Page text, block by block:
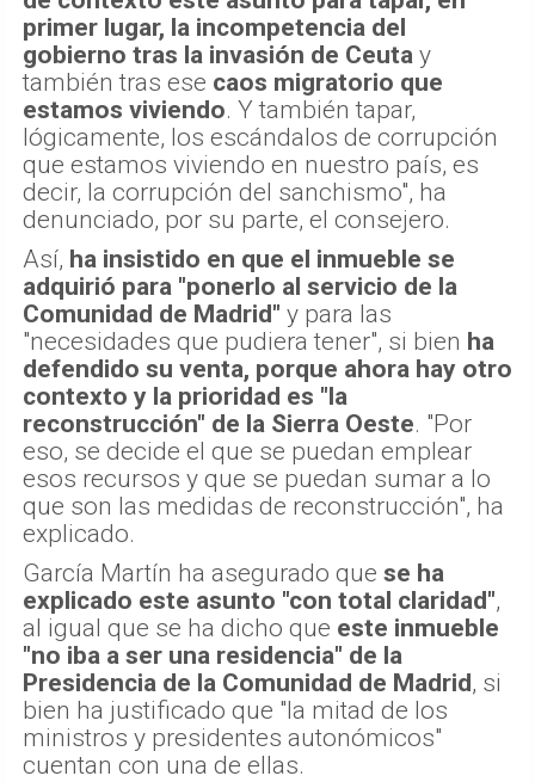
primer lugar, la incompetencia del
gobierno tras la invasión de Ceuta y
también tras ese caos migratorio que
estamos viviendo. Y también tapar,
lógicamente, los escándalos de corrupción
que estamos viviendo en nuestro país, es
decir, la corrupción del sanchismo", ha
denunciado, por su parte, el consejero.
Así, ha insistido en que el inmueble se
adquirió para "ponerlo al servicio de la
Comunidad de Madrid" y para las
"necesidades que pudiera tener", si bien ha
defendido su venta, porque ahora hay otro
contexto y la prioridad es "la
reconstrucción" de la Sierra Oeste. "Por
eso, se decide el que se puedan emplear
esos recursos y que se puedan sumar a lo
que son las medidas de reconstrucción", ha
explicado.
García Martín ha asegurado que se ha
explicado este asunto "con total claridad",
al igual que se ha dicho que este inmueble
"no iba a ser una residencia" de la
Presidencia de la Comunidad de Madrid, si
bien ha justificado que "la mitad de los
ministros y presidentes autonómicos"
cuentan con una de ellas.